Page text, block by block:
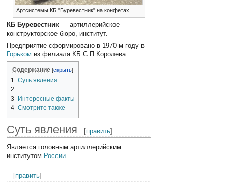
Артсистемы КБ "Буревестник" на конфетах
КБ Буревестник — артиллерийское
конструкторское бюро, институт.
Предприятие сформировано в 1970-м году в
Горьком из филиала КБ С.П.Королева.
Содержание
1
Суть явления
2
3
Интересные факты
4 Смотрите также
Суть явления [править]
Является головным артиллерийским
институтом России.
[править]